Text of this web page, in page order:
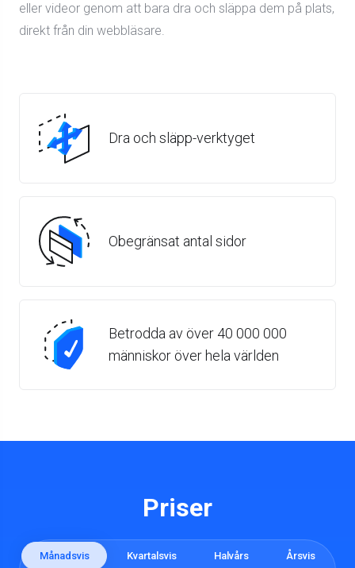
eller videor genom att bara dra och släppa dem på plats,
direkt från din webbläsare.
Dra och släpp-verktyget
Obegränsat antal sidor
Betrodda av över 40 000 000
människor över hela världen
Priser
Månadsvis Kvartalsvis Halvårs Årsvis